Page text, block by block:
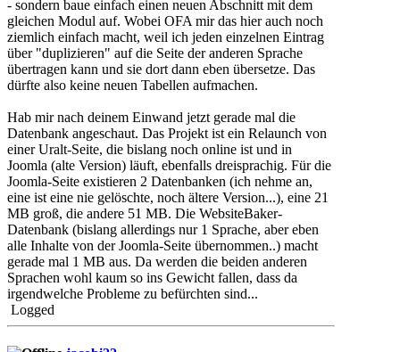
- sondern baue einfach einen neuen Abschnitt mit dem
gleichen Modul auf. Wobei OFA mir das hier auch noch
ziemlich einfach macht, weil ich jeden einzelnen Eintrag
über "duplizieren" auf die Seite der anderen Sprache
übertragen kann und sie dort dann eben übersetze. Das
dürfte also keine neuen Tabellen aufmachen.
Hab mir nach deinem Einwand jetzt gerade mal die
Datenbank angeschaut. Das Projekt ist ein Relaunch von
einer Uralt-Seite, die bislang noch online ist und in
Joomla (alte Version) läuft, ebenfalls dreisprachig. Für die
Joomla-Seite existieren 2 Datenbanken (ich nehme an,
eine ist eine nie gelöschte, noch ältere Version...), eine 21
MB groß, die andere 51 MB. Die WebsiteBaker-
Datenbank (bislang allerdings nur 1 Sprache, aber eben
alle Inhalte von der Joomla-Seite übernommen..) macht
gerade mal 1 MB aus. Da werden die beiden anderen
Sprachen wohl kaum so ins Gewicht fallen, dass da
irgendwelche Probleme zu befürchten sind...
Logged